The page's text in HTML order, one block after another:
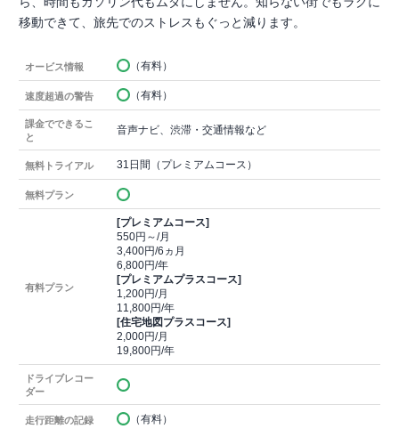
移動できて、旅先でのストレスもぐっと減ります。
オービス情報 （有料）
速度超過の警告 （有料）
課金でできるこ
と
音声ナビ、渋滞・交通情報など
無料トライアル 31日間（プレミアムコース）
無料プラン
有料プラン
[プレミアムコース]
550円～/月
3,400円/6ヵ月
6,800円/年
[プレミアムプラスコース]
1,200円/月
11,800円/年
[住宅地図プラスコース]
2,000円/月
19,800円/年
ドライブレコー
ダー
走行距離の記録 （有料）